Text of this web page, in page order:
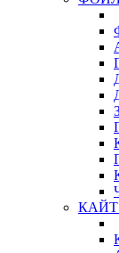
КАЙТ